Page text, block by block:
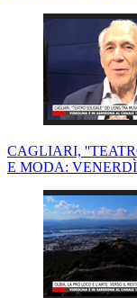
CAGLIARI,
E MODA: